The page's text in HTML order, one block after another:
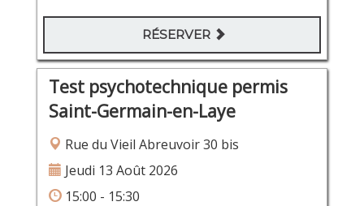
RÉSERVER
Test psychotechnique permis
Saint-Germain-en-Laye
Rue du Vieil Abreuvoir 30 bis
Jeudi 13 Août 2026
15:00 - 15:30